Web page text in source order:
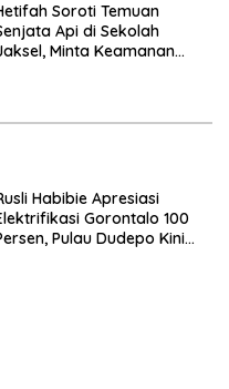
Soroti Temuan
Api di Sekolah
Minta Keamanan
Habibie Apresiasi
Gorontalo 100
Pulau Dudepo Kini